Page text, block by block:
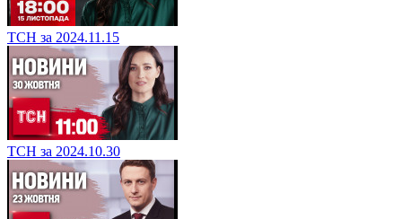
ТСН за 2024.11.15
ТСН за 2024.10.30